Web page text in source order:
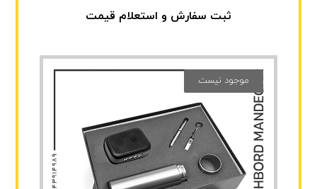
ثبت سفارش و استعلام قیمت
موجود نیست